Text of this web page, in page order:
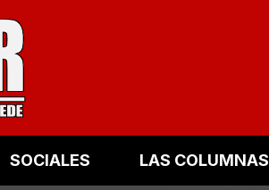
SOCIALES LAS COLUMNAS